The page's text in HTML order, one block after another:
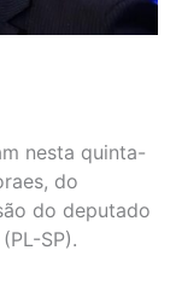
nesta quinta-
do
do deputado
SP).